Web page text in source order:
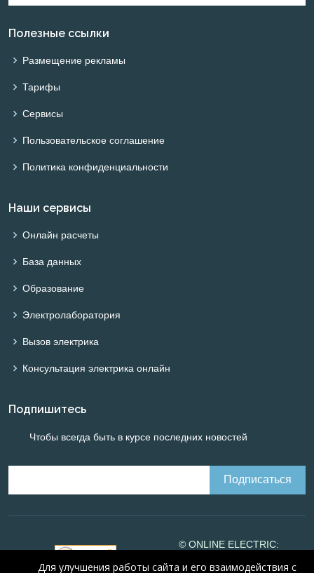
Полезные ссылки
Размещение рекламы
Тарифы
Сервисы
Пользовательское соглашение
Политика конфиденциальности
Наши сервисы
Онлайн расчеты
База данных
Образование
Электролаборатория
Вызов электрика
Консультация электрика онлайн
Подпишитесь
Чтобы всегда быть в курсе последних новостей
© ONLINE ELECTRIC:
Для улучшения работы сайта и его взаимодействия с